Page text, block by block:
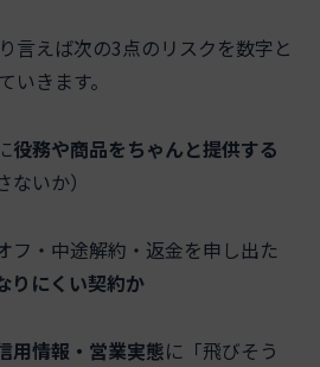
言えば次の3点のリスクを数字と
いきます。
役務や商品をちゃんと提供する
ないか）
フ・中途解約・返金を申し出た
りにくい契約か
用情報・営業実態に「飛びそう